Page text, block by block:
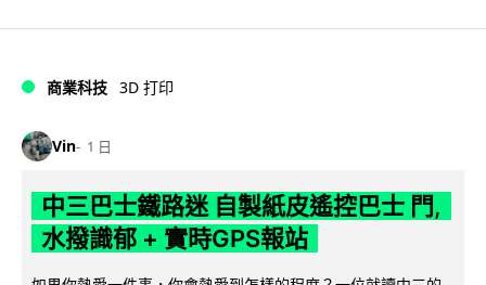
商業科技 3D 打印
Vin 1 日
中三巴士鐵路迷 自製紙皮遙控巴士 門,
水撥識郁 + 實時GPS報站